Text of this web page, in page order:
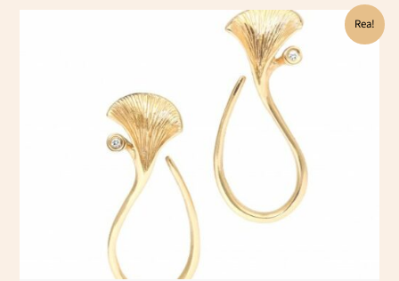
Rea!
ursprungliga
53800 kr.
Det
nuvarande
priset
är:
26900 kr.